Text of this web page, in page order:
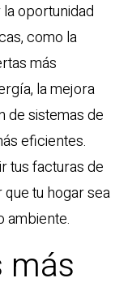
oportunidad
como la
más
la mejora
de sistemas de
eficientes.
tus facturas de
tu hogar sea
ambiente.
más